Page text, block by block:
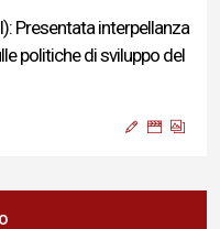
Presentata interpellanza
politiche di sviluppo del
cordoglio e vicinanza al